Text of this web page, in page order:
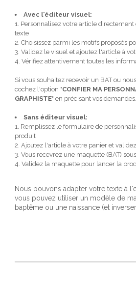
Avec l'éditeur visuel:
1. Personnalisez votre article
texte
2. Choisissez parmi les motifs proposés
3. Validez le visuel et ajoutez l'article à
4. Vérifiez attentivement toutes les
Si vous souhaitez recevoir un BAT ou
cochez l'option "CONFIER MA
GRAPHISTE" en précisant vos demandes.
Sans éditeur visuel:
1. Remplissez le formulaire de
produit
2. Ajoutez l'article à votre panier et
3. Vous recevrez une maquette (BAT)
4. Validez la maquette pour lancer la
Nous pouvons adapter votre texte à
vous pouvez utiliser un modèle de
baptême ou une naissance (et